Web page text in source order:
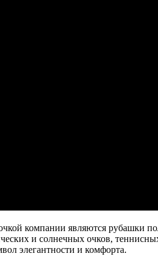
компании являются рубашки
и солнечных очков,
элегантности и комфорта.